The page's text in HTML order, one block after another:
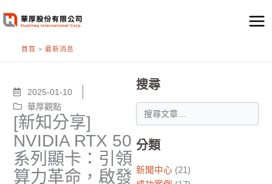
至
首頁 > 最新消息
2025-01-10
華厚觀點
[新知分享]
NVIDIA RTX 50
系列顯卡：引領
算力革命，啟發
搜尋
分類
新聞中心 (21)